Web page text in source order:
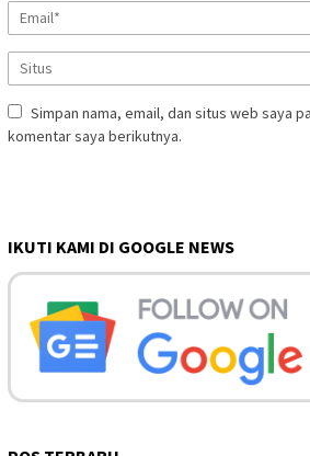
Simpan nama, email, dan situs web saya
komentar saya berikutnya.
IKUTI KAMI DI GOOGLE NEWS